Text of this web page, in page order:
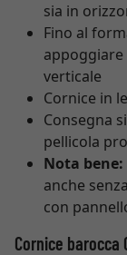
sia in
Fino al
appoggiare
verticale
Cornice in
Consegna
pellicola
Nota bene:
anche
con
Cornice barocca